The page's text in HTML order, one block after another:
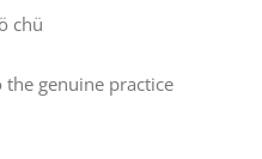
chü
genuine practice